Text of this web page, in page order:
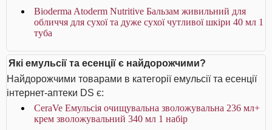
Bioderma Atoderm Nutritive Бальзам живильний для
обличчя для сухої та дуже сухої чутливої шкіри 40 мл 1
туба
Які емульсії та есенції є найдорожчими?
Найдорожчими товарами в категорії емульсії та есенції
інтернет-аптеки DS є:
CeraVe Емульсія очищувальна зволожувальна 236 мл+
крем зволожувальний 340 мл 1 набір